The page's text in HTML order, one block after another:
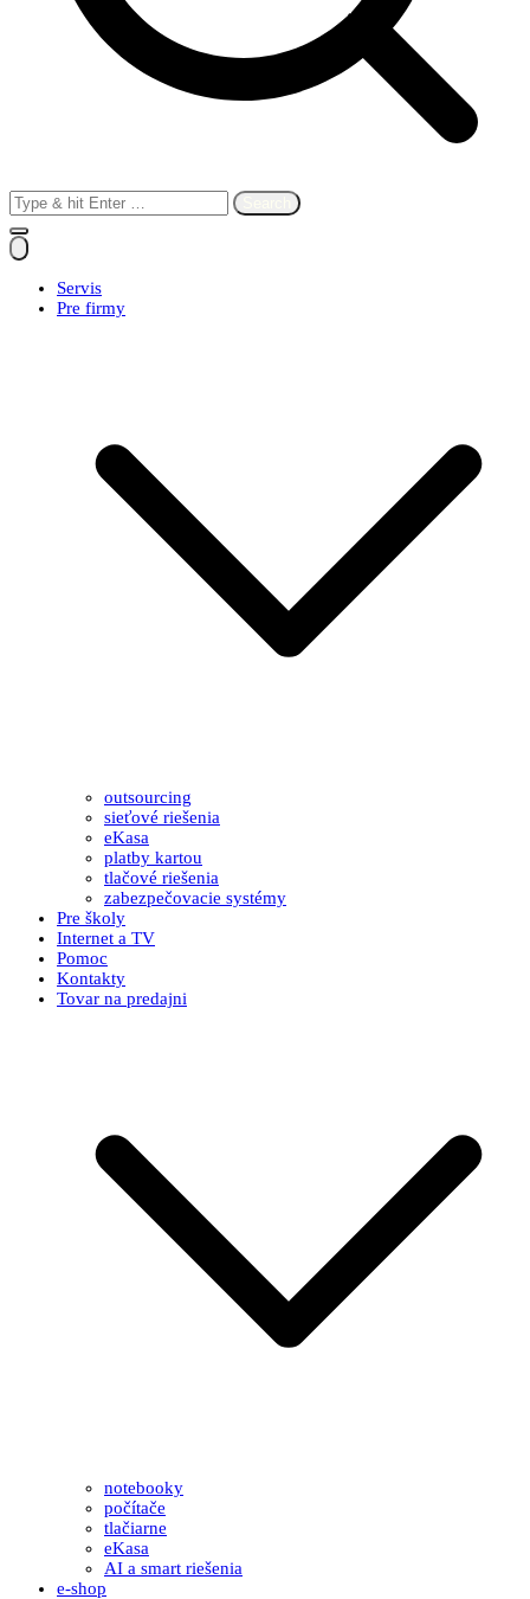
Search
for:
Servis
Pre firmy
outsourcing
sieťové riešenia
eKasa
platby kartou
tlačové riešenia
zabezpečovacie systémy
Pre školy
Internet a TV
Pomoc
Kontakty
Tovar na predajni
notebooky
počítače
tlačiarne
eKasa
AI a smart riešenia
e-shop